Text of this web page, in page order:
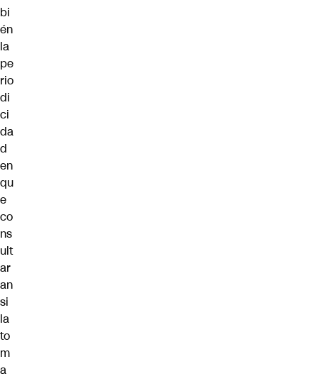
bi
én
la
pe
rio
di
ci
da
d
en
qu
e
co
ns
ult
ar
an
si
la
to
m
a